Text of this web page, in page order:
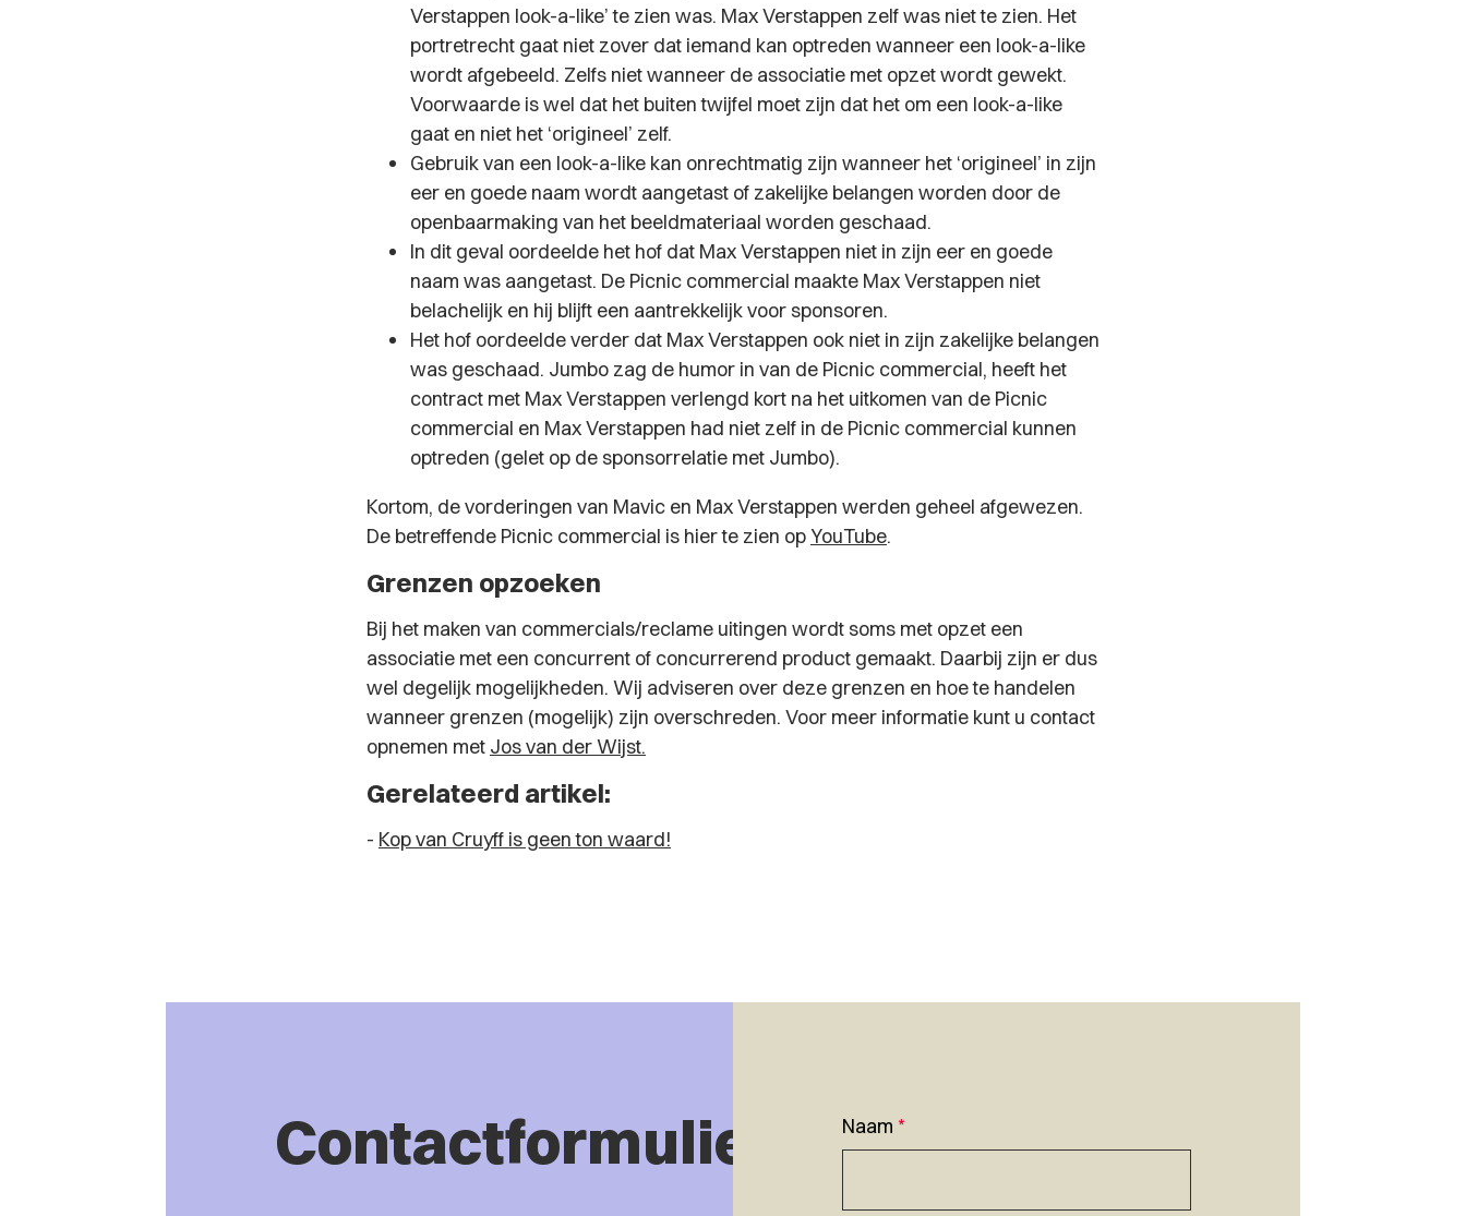
Verstappen look-a-like’ te zien was. Max Verstappen zelf was niet te zien. Het
portretrecht gaat niet zover dat iemand kan optreden wanneer een look-a-like
wordt afgebeeld. Zelfs niet wanneer de associatie met opzet wordt gewekt.
Voorwaarde is wel dat het buiten twijfel moet zijn dat het om een look-a-like
gaat en niet het ‘origineel’ zelf.
Gebruik van een look-a-like kan onrechtmatig zijn wanneer het ‘origineel’ in zijn
eer en goede naam wordt aangetast of zakelijke belangen worden door de
openbaarmaking van het beeldmateriaal worden geschaad.
In dit geval oordeelde het hof dat Max Verstappen niet in zijn eer en goede
naam was aangetast. De Picnic commercial maakte Max Verstappen niet
belachelijk en hij blijft een aantrekkelijk voor sponsoren.
Het hof oordeelde verder dat Max Verstappen ook niet in zijn zakelijke belangen
was geschaad. Jumbo zag de humor in van de Picnic commercial, heeft het
contract met Max Verstappen verlengd kort na het uitkomen van de Picnic
commercial en Max Verstappen had niet zelf in de Picnic commercial kunnen
optreden (gelet op de sponsorrelatie met Jumbo).
Kortom, de vorderingen van Mavic en Max Verstappen werden geheel afgewezen.
De betreffende Picnic commercial is hier te zien opYouTube.
Grenzen opzoeken
Bij het maken van commercials/reclame uitingen wordt soms met opzet een
associatie met een concurrent of concurrerend product gemaakt. Daarbij zijn er dus
wel degelijk mogelijkheden. Wij adviseren over deze grenzen en hoe te handelen
wanneer grenzen (mogelijk) zijn overschreden. Voor meer informatie kunt u contact
opnemen met Jos van der Wijst.
Gerelateerd artikel:
- Kop van Cruyff is geen ton waard!
Contactformulier Naam *